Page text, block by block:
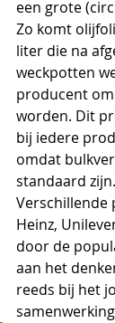
een grote
Zo komt
liter die na
weckpotten
producent
worden. Dit
bij iedere
omdat
standaard
Verschillende
Heinz,
door de
aan het
reeds bij het